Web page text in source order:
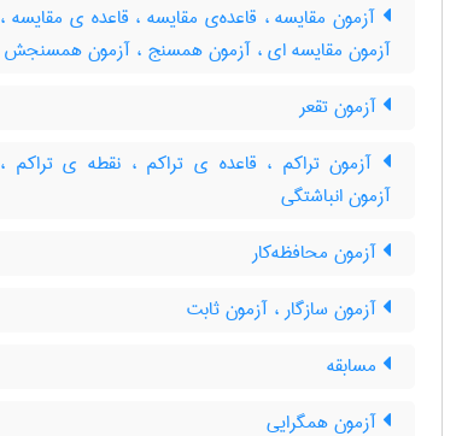
آزمون مقایسه ، قاعده‌ی مقایسه ، قاعده ی مقایسه ،
آزمون مقایسه ای ، آزمون همسنج ، آزمون همسنجش
آزمون تقعر
آزمون تراکم ، قاعده ی تراکم ، نقطه ی تراکم ،
آزمون انباشتگی
آزمون محافظه‌کار
آزمون سازگار ، آزمون ثابت
مسابقه
آزمون همگرایی